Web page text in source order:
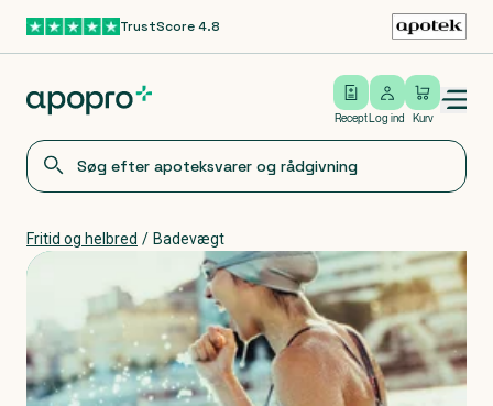
Gå til hovedindholdTrustScore 4.8
Recept
Log ind
Log ind Kurv
Open/close menu
Fritid og helbred / Badevægt